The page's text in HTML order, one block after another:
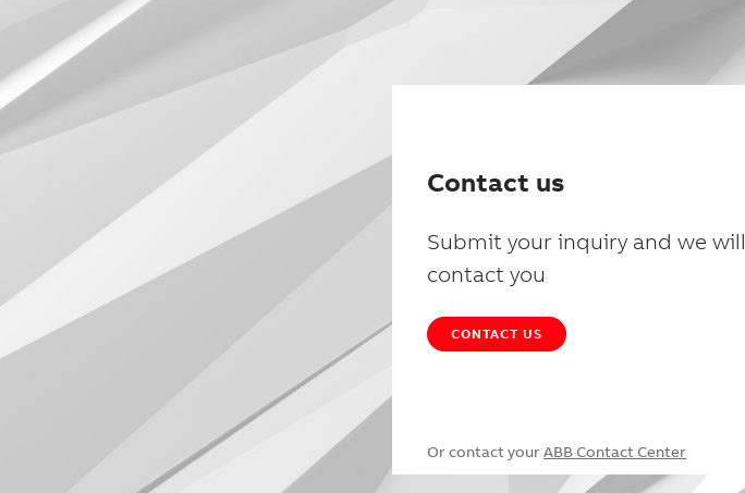
Contact us
Submit your inquiry and we will
contact you
CONTACT US
Or contact your ABB Contact Center